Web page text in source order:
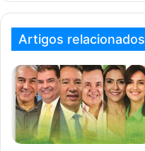
Artigos relacionados